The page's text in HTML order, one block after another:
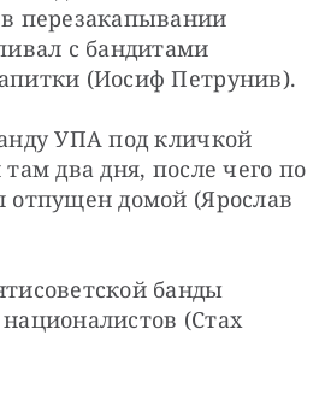
перезакапывании
с бандитами
(Иосиф Петрунив).
УПА под кличкой
два дня, после чего по
отпущен домой (Ярослав
банды
(Стах